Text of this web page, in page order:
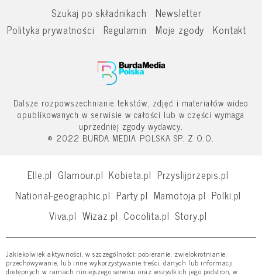
Szukaj po składnikach
Newsletter
Polityka prywatności
Regulamin Moje zgody Kontakt
Dalsze rozpowszechnianie tekstów, zdjęć i materiałów wideo
opublikowanych w serwisie w całości lub w części wymaga
uprzedniej zgody wydawcy.
© 2022 BURDA MEDIA POLSKA SP. Z O.O.
Elle.pl Glamour.pl Kobieta.pl Przyslijprzepis.pl
National-geographic.pl Party.pl Mamotoja.pl Polki.pl
Viva.pl Wizaz.pl Cocolita.pl Story.pl
Jakiekolwiek aktywności, w szczególności: pobieranie, zwielokrotnianie,
przechowywanie, lub inne wykorzystywanie treści, danych lub informacji
dostępnych w ramach niniejszego serwisu oraz wszystkich jego podstron, w